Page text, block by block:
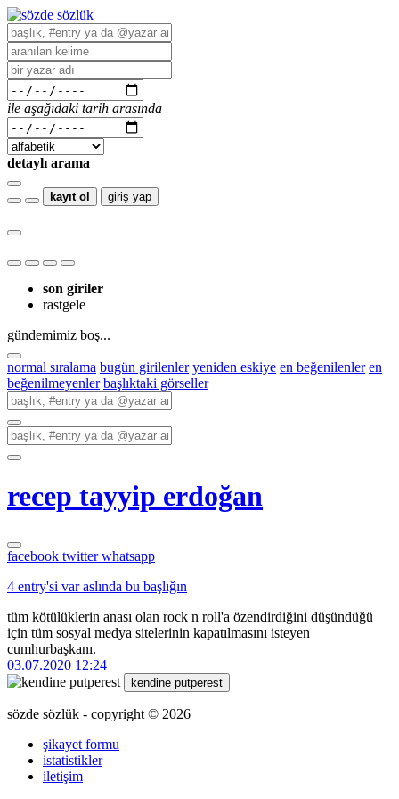
ile aşağıdaki tarih arasında
detaylı arama
kayıt ol giriş yap
son giriler
rastgele
gündemimiz boş...
normal sıralama bugün girilenler yeniden eskiye en beğenilenler en
beğenilmeyenler başlıktaki görseller
recep tayyip erdoğan
facebook twitterwhatsapp
4 entry'si var aslında bu başlığın
tüm kötülüklerin anası olan rock n roll'a özendirdiğini düşündüğü
için tüm sosyal medya sitelerinin kapatılmasını isteyen
cumhurbaşkanı.
03.07.2020 12:24
kendine putperest
sözde sözlük - copyright © 2026
şikayet formu
istatistikler
iletişim